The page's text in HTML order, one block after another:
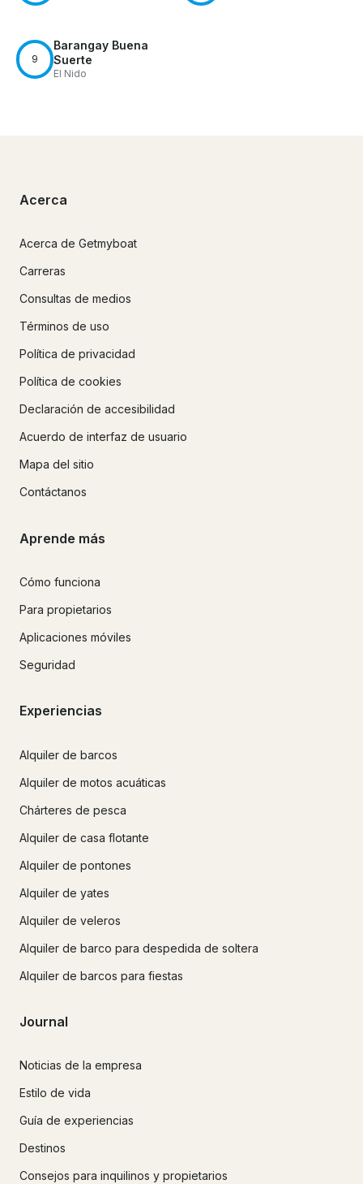
9
Barangay Buena
Suerte
El Nido
Acerca
Acerca de Getmyboat
Carreras
Consultas de medios
Términos de uso
Política de privacidad
Política de cookies
Declaración de accesibilidad
Acuerdo de interfaz de usuario
Mapa del sitio
Contáctanos
Aprende más
Cómo funciona
Para propietarios
Aplicaciones móviles
Seguridad
Experiencias
Alquiler de barcos
Alquiler de motos acuáticas
Chárteres de pesca
Alquiler de casa flotante
Alquiler de pontones
Alquiler de yates
Alquiler de veleros
Alquiler de barco para despedida de soltera
Alquiler de barcos para fiestas
Journal
Noticias de la empresa
Estilo de vida
Guía de experiencias
Destinos
Consejos para inquilinos y propietarios